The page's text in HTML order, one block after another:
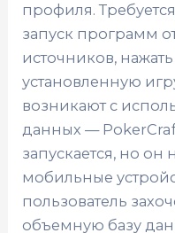
профиля.
запуск программ
источников,
установленную
возникают с
данных —
запускается, но
мобильные
пользователь
объемную базу